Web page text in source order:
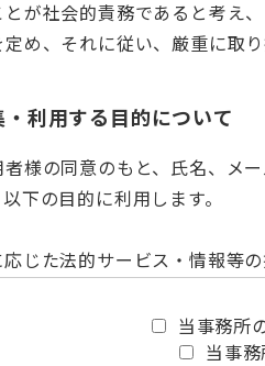
が社会的責務であると考え
め、それに従い、厳重に取り
利用する目的について
様の同意のもと、氏名、メ
下の目的に利用します。
じた法的サービス・情報等
当事務所
当事